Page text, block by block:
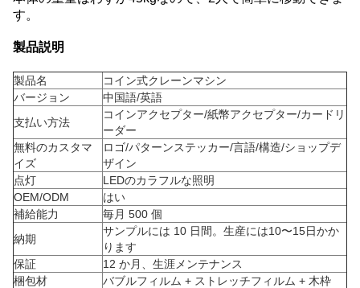
す。
製品説明
製品名
コイン式クレーンマシン
バージョン
中国語/英語
支払い方法
コインアクセプター/紙幣アクセプター/カードリ
ーダー
無料のカスタマ
イズ
ロゴ/パターンステッカー/言語/構造/ショップデ
ザイン
点灯
LEDのカラフルな照明
OEM/ODM
はい
補給能力
毎月 500 個
納期
サンプルには 10 日間。生産には10〜15日かか
ります
保証
12 か月、生涯メンテナンス
梱包材
バブルフィルム + ストレッチフィルム + 木枠